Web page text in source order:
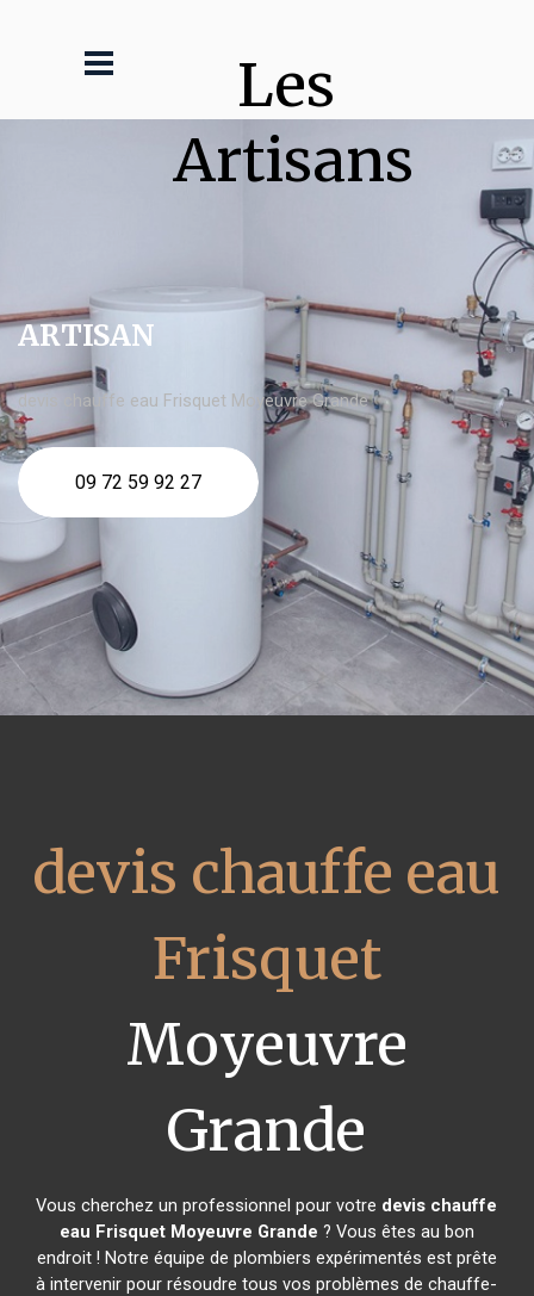
Les
Artisans
ARTISAN
devis chauffe eau Frisquet Moyeuvre Grande
09 72 59 92 27
devis chauffe eau
Frisquet
Moyeuvre
Grande
Vous cherchez un professionnel pour votre devis chauffe
eau Frisquet Moyeuvre Grande ? Vous êtes au bon
endroit ! Notre équipe de plombiers expérimentés est prête
à intervenir pour résoudre tous vos problèmes de chauffe-